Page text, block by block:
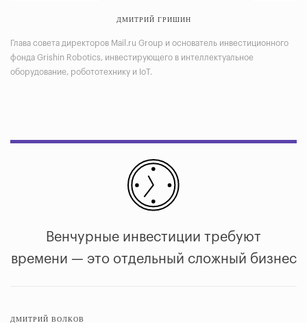
ДМИТРИЙ ГРИШИН
Глава совета директоров Mail.ru Group и основатель инвестиционного
фонда Grishin Robotics, инвестирующего в интеллектуальное
оборудование, робототехнику и IoT.
Венчурные инвестиции требуют
времени — это отдельный сложный бизнес
ДМИТРИЙ ВОЛКОВ